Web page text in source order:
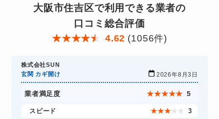
大阪市住吉区で利用できる業者の
口コミ総合評価
★★★★★ 4.62 (1056件)
株式会社SUN
玄関 カギ開け
2026年8月3日
業者満足度 ★★★★★ 5
スピード ★★★ ★ ★ 3